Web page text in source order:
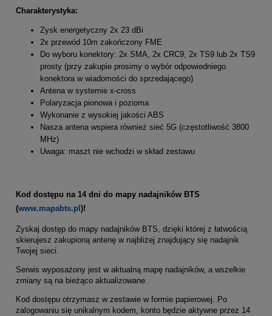
Charakterystyka:
Zysk energetyczny 2x 23 dBi
2x przewód 10m zakończony FME
Do wyboru konektory: 2x SMA, 2x CRC9, 2x TS9 lub 2x TS9
prosty (przy zakupie prosimy o wybór odpowiedniego
konektora w wiadomości do sprzedającego)
Antena w systemie x-cross
Polaryzacja pionowa i pozioma
Wykonanie z wysokiej jakości ABS
Nasza antena wspiera również sieć 5G (częstotliwość 3800
MHz)
Uwaga: maszt nie wchodzi w skład zestawu
Kod dostępu na 14 dni do mapy nadajników BTS
(www.mapabts.pl )!
Zyskaj dostęp do mapy nadajników BTS, dzięki której z łatwością
skierujesz zakupioną antenę w najbliżej znajdujący się nadajnik
Twojej sieci.
Serwis wyposażony jest w aktualną mapę nadajników, a wszelkie
zmiany są na bieżąco aktualizowane.
Kod dostępu otrzymasz w zestawie w formie papierowej. Po
zalogowaniu się unikalnym kodem, konto będzie aktywne przez 14